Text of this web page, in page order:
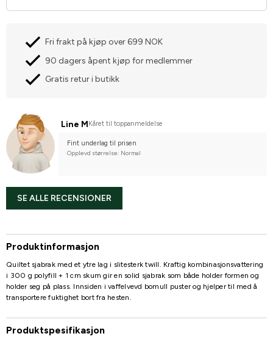
Fri frakt på kjøp over 699 NOK
90 dagers åpent kjøp for medlemmer
Gratis retur i butikk
Line M Kåret til toppanmeldelse
Fint underlag til prisen
Opplevd størrelse: Normal
SE ALLE RECENSIONER
Produktinformasjon
Quiltet sjabrak med et ytre lag i slitesterk twill. Kraftig kombinasjonsvattering
i 300 g polyfill + 1 cm skum gir en solid sjabrak som både holder formen og
holder seg på plass. Innsiden i vaffelvevd bomull puster og hjelper til med å
transportere fuktighet bort fra hesten.
Produktspesifikasjon